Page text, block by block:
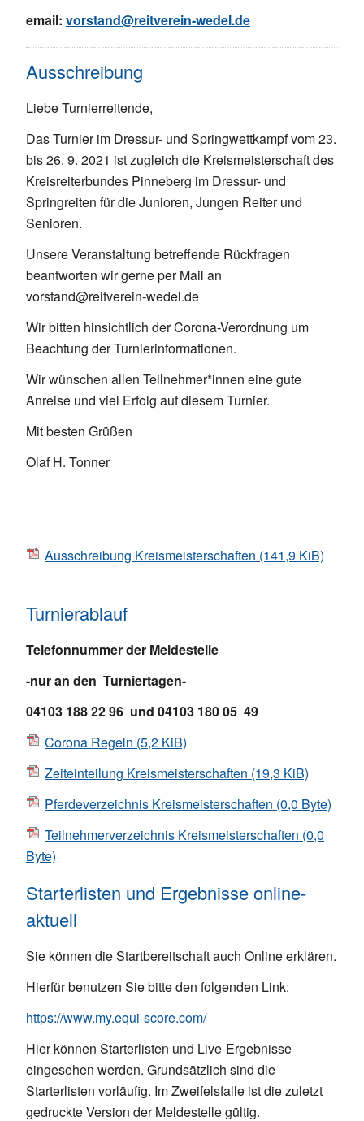
email: vorstand@reitverein-wedel.de
Ausschreibung
Liebe Turnierreitende,
Das Turnier im Dressur- und Springwettkampf vom 23.
bis 26. 9. 2021 ist zugleich die Kreismeisterschaft des
Kreisreiterbundes Pinneberg im Dressur- und
Springreiten für die Junioren, Jungen Reiter und
Senioren.
Unsere Veranstaltung betreffende Rückfragen
beantworten wir gerne per Mail an
vorstand@reitverein-wedel.de
Wir bitten hinsichtlich der Corona-Verordnung um
Beachtung der Turnierinformationen.
Wir wünschen allen Teilnehmer*innen eine gute
Anreise und viel Erfolg auf diesem Turnier.
Mit besten Grüßen
Olaf H. Tonner
Ausschreibung Kreismeisterschaften (141,9 KiB)
Turnierablauf
Telefonnummer der Meldestelle
-nur an den Turniertagen-
04103 188 22 96 und 04103 180 05 49
Corona Regeln (5,2 KiB)
Zeiteinteilung Kreismeisterschaften (19,3 KiB)
Pferdeverzeichnis Kreismeisterschaften (0,0 Byte)
Teilnehmerverzeichnis Kreismeisterschaften (0,0
Byte)
Starterlisten und Ergebnisse online-
aktuell
Sie können die Startbereitschaft auch Online erklären.
Hierfür benutzen Sie bitte den folgenden Link:
https://www.my.equi-score.com/
Hier können Starterlisten und Live-Ergebnisse
eingesehen werden. Grundsätzlich sind die
Starterlisten vorläufig. Im Zweifelsfalle ist die zuletzt
gedruckte Version der Meldestelle gültig.